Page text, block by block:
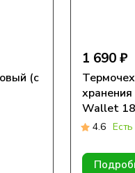
(с
1 690 ₽
хранения
Wallet
4.6